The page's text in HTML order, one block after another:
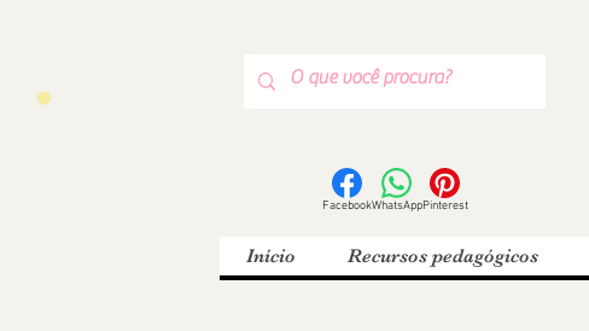
FacebookWhatsAppPinterest
Início Recursos pedagógicos